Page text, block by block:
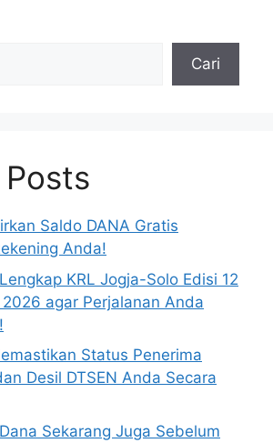
Cari
Saldo DANA Gratis
Anda!
KRL Jogja-Solo Edisi 12
agar Perjalanan Anda
Status Penerima
Desil DTSEN Anda Secara
Sekarang Juga Sebelum